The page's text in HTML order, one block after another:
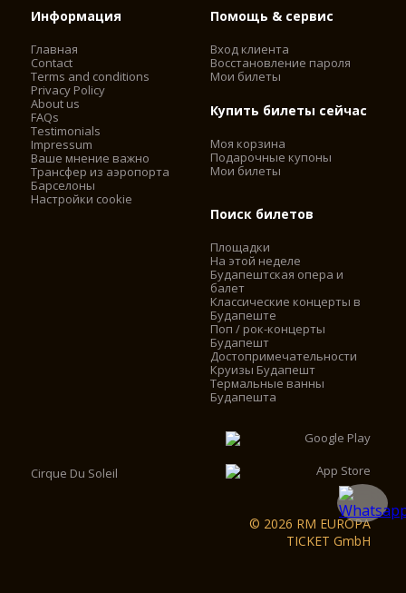
Информация
Главная
Contact
Terms and conditions
Privacy Policy
About us
FAQs
Testimonials
Impressum
Ваше мнение важно
Трансфер из аэропорта
Барселоны
Настройки cookie
Помощь & сервис
Вход клиента
Восстановление пароля
Мои билеты
Купить билеты сейчас
Моя корзина
Подарочные купоны
Мои билеты
Поиск билетов
Площадки
На этой неделе
Будапештская опера и
балет
Классические концерты в
Будапеште
Поп / рок-концерты
Будапешт
Достопримечательности
Круизы Будапешт
Термальные ванны
Будапешта
Cirque Du Soleil
© 2026 RM EUROPA
TICKET GmbH